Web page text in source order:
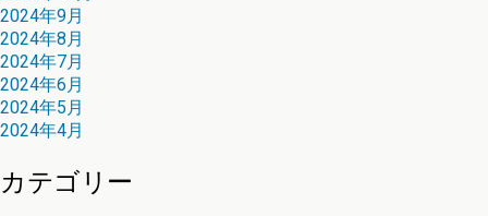
2024年9月
2024年8月
2024年7月
2024年6月
2024年5月
2024年4月
カテゴリー